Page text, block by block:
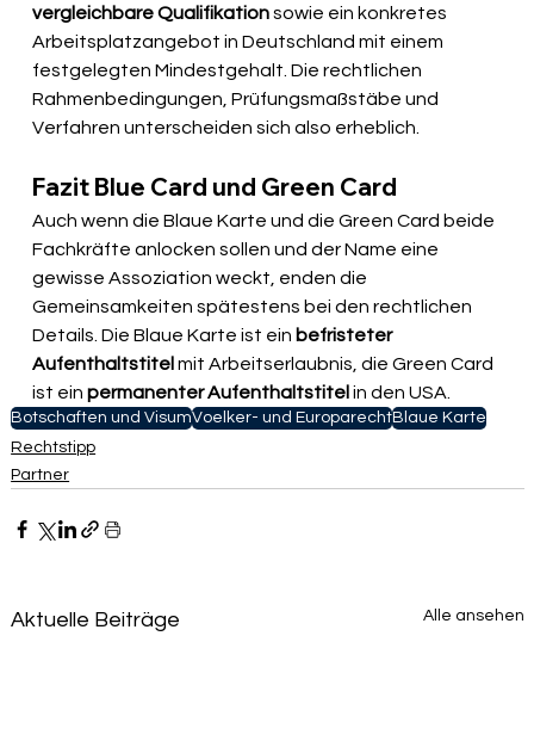
vergleichbare Qualifikation sowie ein konkretes
Arbeitsplatzangebot in Deutschland mit einem
festgelegten Mindestgehalt. Die rechtlichen
Rahmenbedingungen, Prüfungsmaßstäbe und
Verfahren unterscheiden sich also erheblich.
Fazit Blue Card und Green Card
Auch wenn die Blaue Karte und die Green Card beide
Fachkräfte anlocken sollen und der Name eine
gewisse Assoziation weckt, enden die
Gemeinsamkeiten spätestens bei den rechtlichen
Details. Die Blaue Karte ist ein befristeter
Aufenthaltstitel mit Arbeitserlaubnis, die Green Card
ist ein permanenter Aufenthaltstitel in den USA.
Botschaften und VisumVoelker- und EuroparechtBlaue Karte
Rechtstipp
Partner
Aktuelle Beiträge Alle ansehen